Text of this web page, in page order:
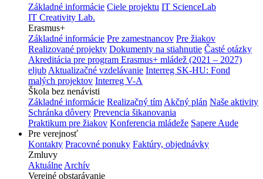
Základné informácie Ciele projektu IT ScienceLab
IT Creativity Lab.
Erasmus+
Základné informácie Pre zamestnancov Pre žiakov
Realizované projekty Dokumenty na stiahnutie Časté otázky
Akreditácia pre program Erasmus+ mládež (2021 – 2027)
eljub Aktualizačné vzdelávanie Interreg SK-HU: Fond
malých projektov Interreg V-A
Škola bez nenávisti
Základné informácie Realizačný tím Akčný plán Naše aktivity
Schránka dôvery Prevencia šikanovania
Praktikum pre žiakov Konferencia mládeže Sapere Aude
Pre verejnosť
Kontakty Pracovné ponuky Faktúry, objednávky
Zmluvy
Aktuálne Archív
Verejné obstarávanie